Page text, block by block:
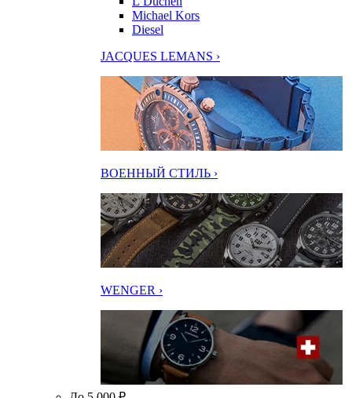
Michael Kors
Diesel
JACQUES LEMANS ›
ВОЕННЫЙ СТИЛЬ ›
WENGER ›